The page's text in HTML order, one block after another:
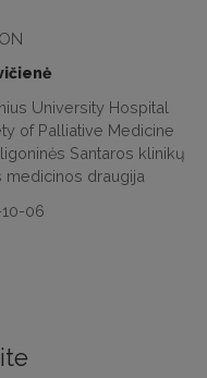
University Hospital
of Palliative Medicine
Santaros klinikų
medicinos draugija
06